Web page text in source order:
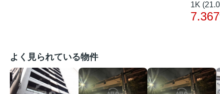
1K
7.367
よく見られている物件